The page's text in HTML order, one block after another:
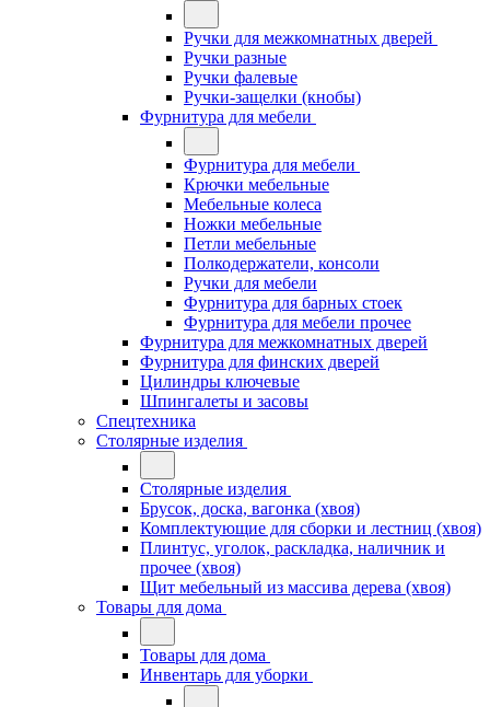
Ручки для межкомнатных дверей
Ручки разные
Ручки фалевые
Ручки-защелки (кнобы)
Фурнитура для мебели
Фурнитура для мебели
Крючки мебельные
Мебельные колеса
Ножки мебельные
Петли мебельные
Полкодержатели, консоли
Ручки для мебели
Фурнитура для барных стоек
Фурнитура для мебели прочее
Фурнитура для межкомнатных дверей
Фурнитура для финских дверей
Цилиндры ключевые
Шпингалеты и засовы
Спецтехника
Столярные изделия
Столярные изделия
Брусок, доска, вагонка (хвоя)
Комплектующие для сборки и лестниц (хвоя)
Плинтус, уголок, раскладка, наличник и
прочее (хвоя)
Щит мебельный из массива дерева (хвоя)
Товары для дома
Товары для дома
Инвентарь для уборки